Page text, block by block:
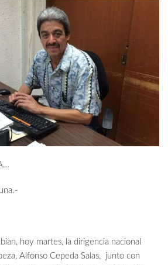
hoy martes, la dirigencia nacional
Alfonso Cepeda Salas, junto con